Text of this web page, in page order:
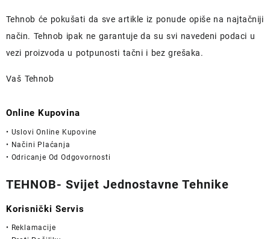
Tehnob će pokušati da sve artikle iz ponude opiše na najtačniji
način. Tehnob ipak ne garantuje da su svi navedeni podaci u
vezi proizvoda u potpunosti tačni i bez grešaka.
Vaš Tehnob
Online Kupovina
• Uslovi Online Kupovine
• Načini Plaćanja
• Odricanje Od Odgovornosti
TEHNOB- Svijet Jednostavne Tehnike
Korisnički Servis
• Reklamacije